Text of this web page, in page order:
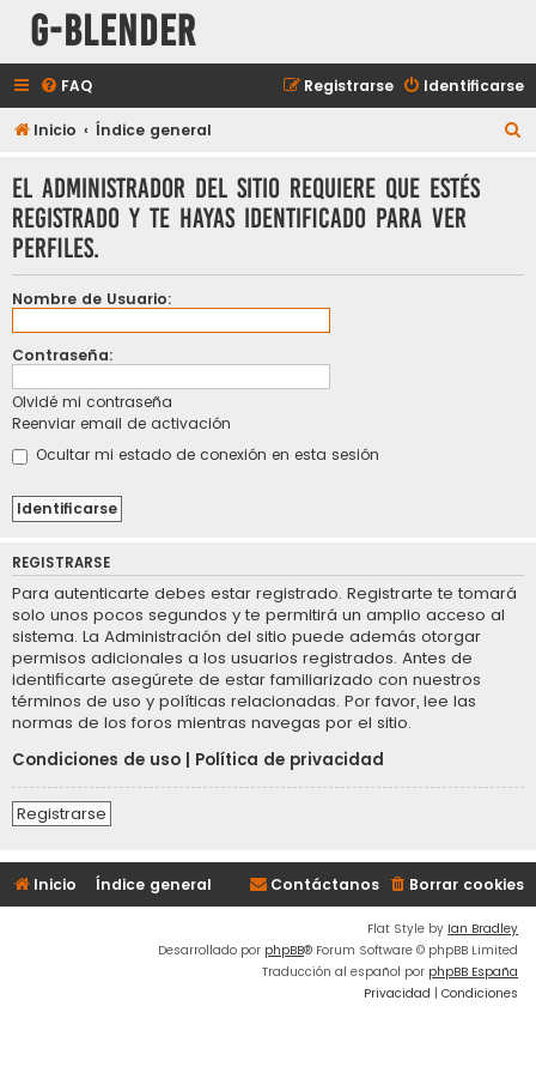
G-Blender
FAQ Identificarse
Registrarse
Inicio Índice general
El administrador del sitio requiere que estés
registrado y te hayas identificado para ver
perfiles.
Nombre de Usuario:
Contraseña:
Olvidé mi contraseña
Reenviar email de activación
Ocultar mi estado de conexión en esta sesión
REGISTRARSE
Para autenticarte debes estar registrado. Registrarte te tomará
solo unos pocos segundos y te permitirá un amplio acceso al
sistema. La Administración del sitio puede además otorgar
permisos adicionales a los usuarios registrados. Antes de
identificarte asegúrete de estar familiarizado con nuestros
términos de uso y políticas relacionadas. Por favor, lee las
normas de los foros mientras navegas por el sitio.
Condiciones de uso
Política de privacidad
Registrarse
Inicio Índice general Borrar cookies
Contáctanos
Flat Style by Ian Bradley
Desarrollado por phpBB® Forum Software © phpBB Limited
Traducción al español por phpBB España
Privacidad | Condiciones